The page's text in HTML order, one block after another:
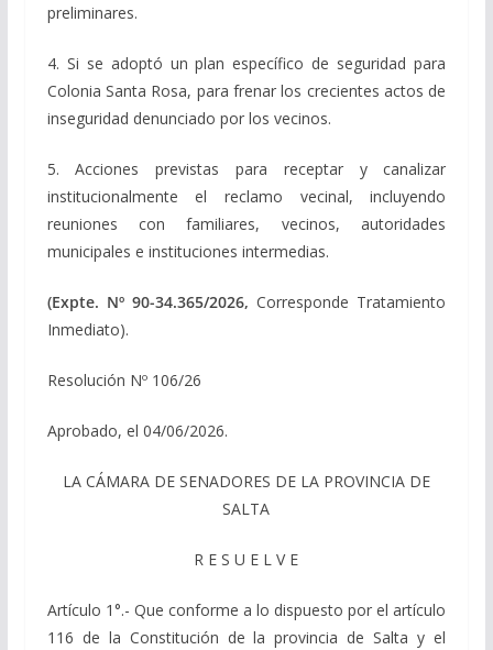
preliminares.
4. Si se adoptó un plan específico de seguridad para
Colonia Santa Rosa, para frenar los crecientes actos de
inseguridad denunciado por los vecinos.
5. Acciones previstas para receptar y canalizar
institucionalmente el reclamo vecinal, incluyendo
reuniones con familiares, vecinos, autoridades
municipales e instituciones intermedias.
(Expte. Nº 90-34.365/2026,Corresponde Tratamiento
Inmediato).
Resolución Nº 106/26
Aprobado, el 04/06/2026.
LA CÁMARA DE SENADORES DE LA PROVINCIA DE
SALTA
R E S U E L V E
Artículo 1°.- Que conforme a lo dispuesto por el artículo
116 de la Constitución de la provincia de Salta y el